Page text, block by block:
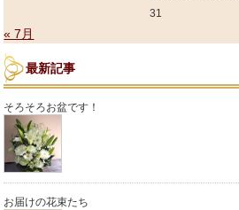
31
« 7月
最新記事
そろそろお盆です！
お届けの花束たち